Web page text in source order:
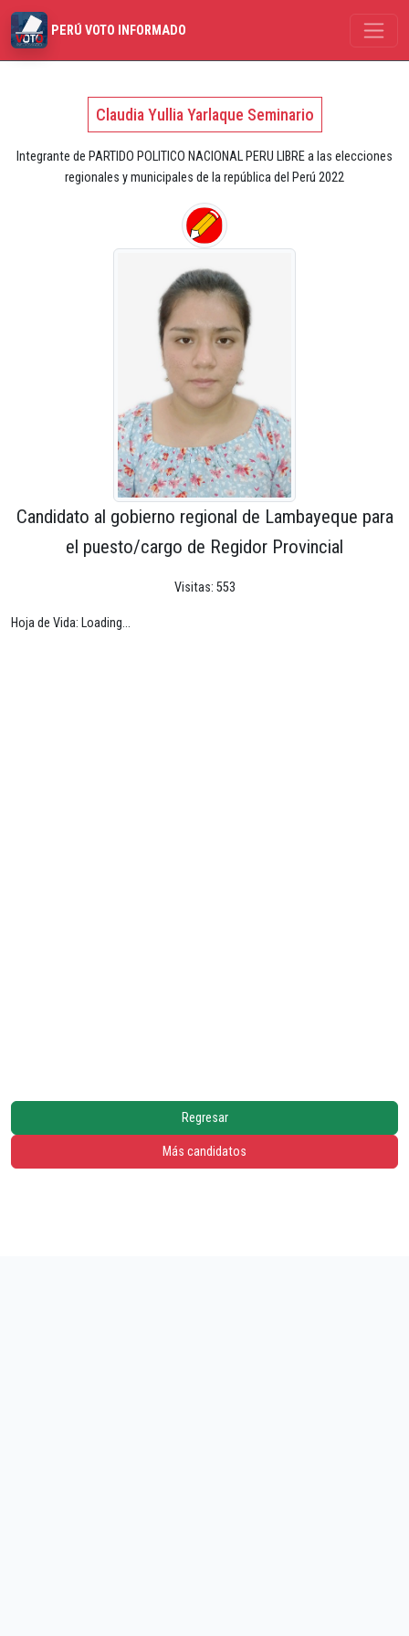
PERÚ VOTO INFORMADO
Claudia Yullia Yarlaque Seminario
Integrante de PARTIDO POLITICO NACIONAL PERU LIBRE a las elecciones
regionales y municipales de la república del Perú 2022
Candidato al gobierno regional de Lambayeque para
el puesto/cargo de Regidor Provincial
Visitas: 553
Hoja de Vida: Loading...
Regresar
Más candidatos